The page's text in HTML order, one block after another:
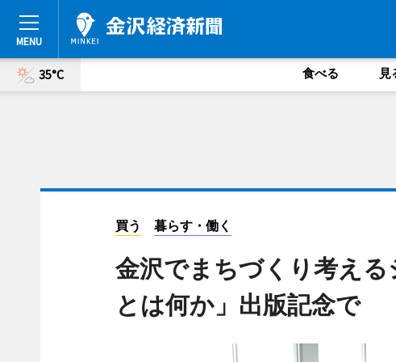
35°C 食べる 見
買う 暮らす・働く
金沢でまちづくり考え
とは何か」出版記念で